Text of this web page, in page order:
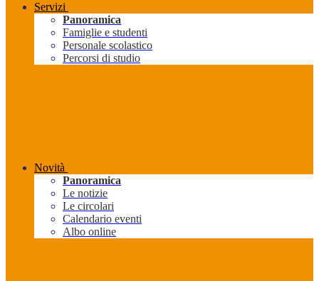
Servizi
Panoramica
Famiglie e studenti
Personale scolastico
Percorsi di studio
Novità
Panoramica
Le notizie
Le circolari
Calendario eventi
Albo online